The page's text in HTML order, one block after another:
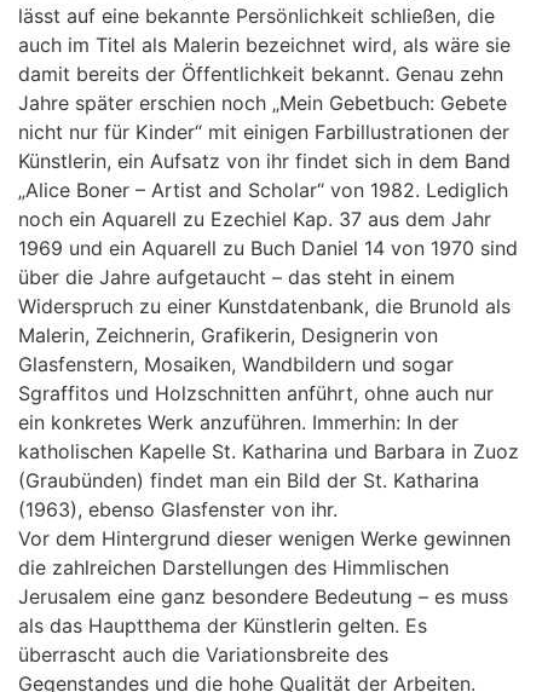
lässt auf eine bekannte Persönlichkeit schließen, die
auch im Titel als Malerin bezeichnet wird, als wäre sie
damit bereits der Öffentlichkeit bekannt. Genau zehn
Jahre später erschien noch „Mein Gebetbuch: Gebete
nicht nur für Kinder“ mit einigen Farbillustrationen der
Künstlerin, ein Aufsatz von ihr findet sich in dem Band
„Alice Boner – Artist and Scholar“ von 1982. Lediglich
noch ein Aquarell zu Ezechiel Kap. 37 aus dem Jahr
1969 und ein Aquarell zu Buch Daniel 14 von 1970 sind
über die Jahre aufgetaucht – das steht in einem
Widerspruch zu einer Kunstdatenbank, die Brunold als
Malerin, Zeichnerin, Grafikerin, Designerin von
Glasfenstern, Mosaiken, Wandbildern und sogar
Sgraffitos und Holzschnitten anführt, ohne auch nur
ein konkretes Werk anzuführen. Immerhin: In der
katholischen Kapelle St. Katharina und Barbara in Zuoz
(Graubünden) findet man ein Bild der St. Katharina
(1963), ebenso Glasfenster von ihr.
Vor dem Hintergrund dieser wenigen Werke gewinnen
die zahlreichen Darstellungen des Himmlischen
Jerusalem eine ganz besondere Bedeutung – es muss
als das Hauptthema der Künstlerin gelten. Es
überrascht auch die Variationsbreite des
Gegenstandes und die hohe Qualität der Arbeiten.